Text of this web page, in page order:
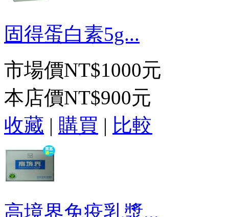
固得蛋白素5g...
市場價NT$1000元
本店價NT$900元
收藏 | 購買 | 比較
高境界免疫乳漿...